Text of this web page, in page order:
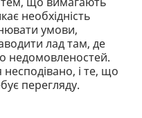
необхідність
умови,
лад там, де
недомовленостей.
і те, що
перегляду.